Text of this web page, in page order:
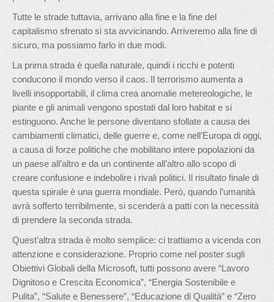
Tutte le strade tuttavia, arrivano alla fine e la fine del
capitalismo sfrenato si sta avvicinando. Arriveremo alla fine di
sicuro, ma possiamo farlo in due modi.
La prima strada è quella naturale, quindi i ricchi e potenti
conducono il mondo verso il caos. Il terrorismo aumenta a
livelli insopportabili, il clima crea anomalie metereologiche, le
piante e gli animali vengono spostati dal loro habitat e si
estinguono. Anche le persone diventano sfollate a causa dei
cambiamenti climatici, delle guerre e, come nell’Europa di oggi,
a causa di forze politiche che mobilitano intere popolazioni da
un paese all’altro e da un continente all’altro allo scopo di
creare confusione e indebolire i rivali politici. Il risultato finale di
questa spirale è una guerra mondiale. Però, quando l’umanità
avrà sofferto terribilmente, si scenderà a patti con la necessità
di prendere la seconda strada.
Quest’altra strada è molto semplice: ci trattiamo a vicenda con
attenzione e considerazione. Proprio come nel poster sugli
Obiettivi Globali della Microsoft, tutti possono avere “Lavoro
Dignitoso e Crescita Economica”, “Energia Sostenibile e
Pulita”, “Salute e Benessere”, “Educazione di Qualità” e “Zero